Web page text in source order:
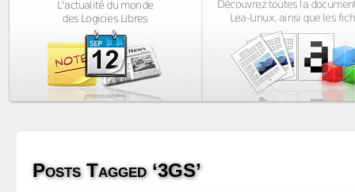
Posts Tagged ‘3GS’